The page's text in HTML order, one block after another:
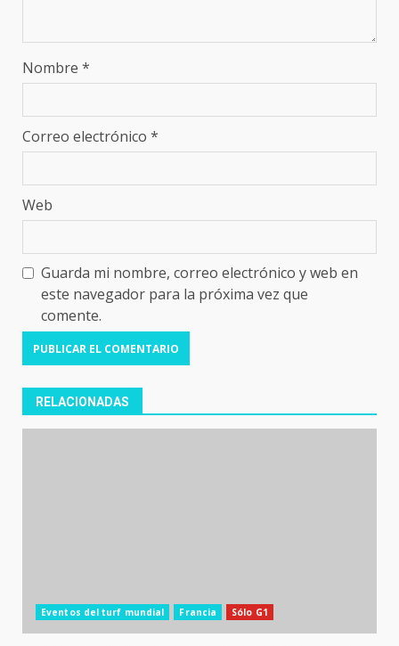
Nombre *
Correo electrónico *
Web
Guarda mi nombre, correo electrónico y web en
este navegador para la próxima vez que
comente.
RELACIONADAS
Eventos del turf mundial Francia Sólo G1